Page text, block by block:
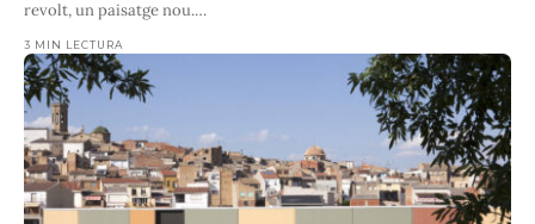
revolt, un paisatge nou.…
3 MIN LECTURA